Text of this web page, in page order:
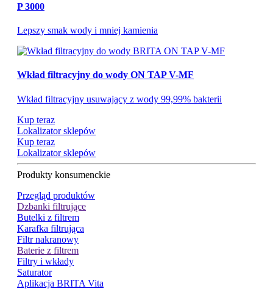
P 3000
Lepszy smak wody i mniej kamienia
Wkład filtracyjny do wody ON TAP V-MF
Wkład filtracyjny usuwający z wody 99,99% bakterii
Kup teraz
Lokalizator sklepów
Kup teraz
Lokalizator sklepów
Produkty konsumenckie
Przegląd produktów
Dzbanki filtrujące
Butelki z filtrem
Karafka filtrująca
Filtr nakranowy
Baterie z filtrem
Filtry i wkłady
Saturator
Aplikacja BRITA Vita